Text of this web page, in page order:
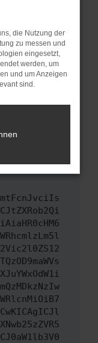
Stand
ein
dazu
nicht mehr
versucht
Du kannst
bei der
die Nutzung der
zu messen und
eingesetzt,
werden, um
und um Anzeigen
sind.